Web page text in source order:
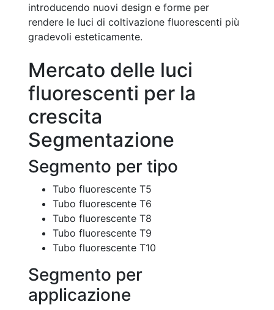
introducendo nuovi design e forme per
rendere le luci di coltivazione fluorescenti più
gradevoli esteticamente.
Mercato delle luci
fluorescenti per la
crescita
Segmentazione
Segmento per tipo
Tubo fluorescente T5
Tubo fluorescente T6
Tubo fluorescente T8
Tubo fluorescente T9
Tubo fluorescente T10
Segmento per
applicazione